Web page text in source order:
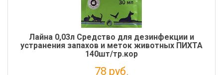
Лайна 0,03л Средство для дезинфекции и
устранения запахов и меток животных ПИХТА
140шт/тр.кор
78 руб.